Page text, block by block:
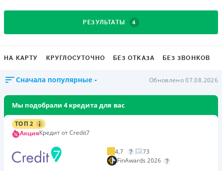
РЕЗУЛЬТАТЫ 4
НА КАРТУ КРУГЛОСУТОЧНО БЕЗ ОТКАЗА БЕЗ ЗВОНКОВ
Сначала популярные Обновлено 07.08.2026
Мы подобрали 4 кредита для вас
ТОП 2
АкцияКредит от Credit7
4,7
73
FinAwards 2026